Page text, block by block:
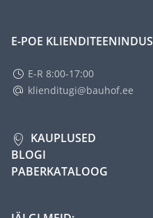
E-POE KLIENDITEENINDUS
E-R 8:00-17:00
klienditugi@bauhof.ee
KAUPLUSED
BLOGI
PABERKATALOOG